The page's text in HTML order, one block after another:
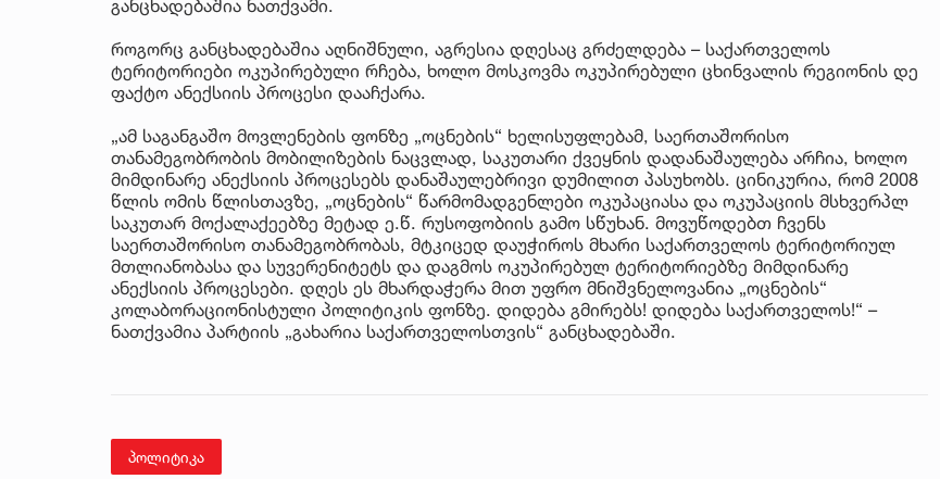
განცხადებაშია ნათქვამი.
როგორც განცხადებაშია აღნიშნული, აგრესია დღესაც გრძელდება – საქართველოს
ტერიტორიები ოკუპირებული რჩება, ხოლო მოსკოვმა ოკუპირებული ცხინვალის რეგიონის დე
ფაქტო ანექსიის პროცესი დააჩქარა.
„ამ საგანგაშო მოვლენების ფონზე „ოცნების“ ხელისუფლებამ, საერთაშორისო
თანამეგობრობის მობილიზების ნაცვლად, საკუთარი ქვეყნის დადანაშაულება არჩია, ხოლო
მიმდინარე ანექსიის პროცესებს დანაშაულებრივი დუმილით პასუხობს. ცინიკურია, რომ 2008
წლის ომის წლისთავზე, „ოცნების“ წარმომადგენლები ოკუპაციასა და ოკუპაციის მსხვერპლ
საკუთარ მოქალაქეებზე მეტად ე.წ. რუსოფობიის გამო სწუხან. მოვუწოდებთ ჩვენს
საერთაშორისო თანამეგობრობას, მტკიცედ დაუჭიროს მხარი საქართველოს ტერიტორიულ
მთლიანობასა და სუვერენიტეტს და დაგმოს ოკუპირებულ ტერიტორიებზე მიმდინარე
ანექსიის პროცესები. დღეს ეს მხარდაჭერა მით უფრო მნიშვნელოვანია „ოცნების“
კოლაბორაციონისტული პოლიტიკის ფონზე. დიდება გმირებს! დიდება საქართველოს!“ –
ნათქვამია პარტიის „გახარია საქართველოსთვის“ განცხადებაში.
პოლიტიკა